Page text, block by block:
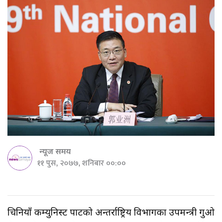
न्यूज समय
११ पुस, २०७७, शनिबार ००:००
चिनियाँ कम्युनिस्ट पार्टीको अन्तर्राष्ट्रिय विभागका उपमन्त्री गुओ